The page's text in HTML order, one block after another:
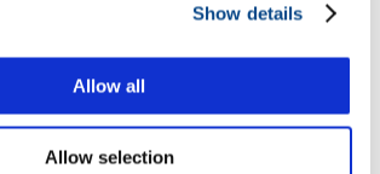
Show details
Allow all
Allow selection
frigoríficas y
– Recubrimientos
que no se